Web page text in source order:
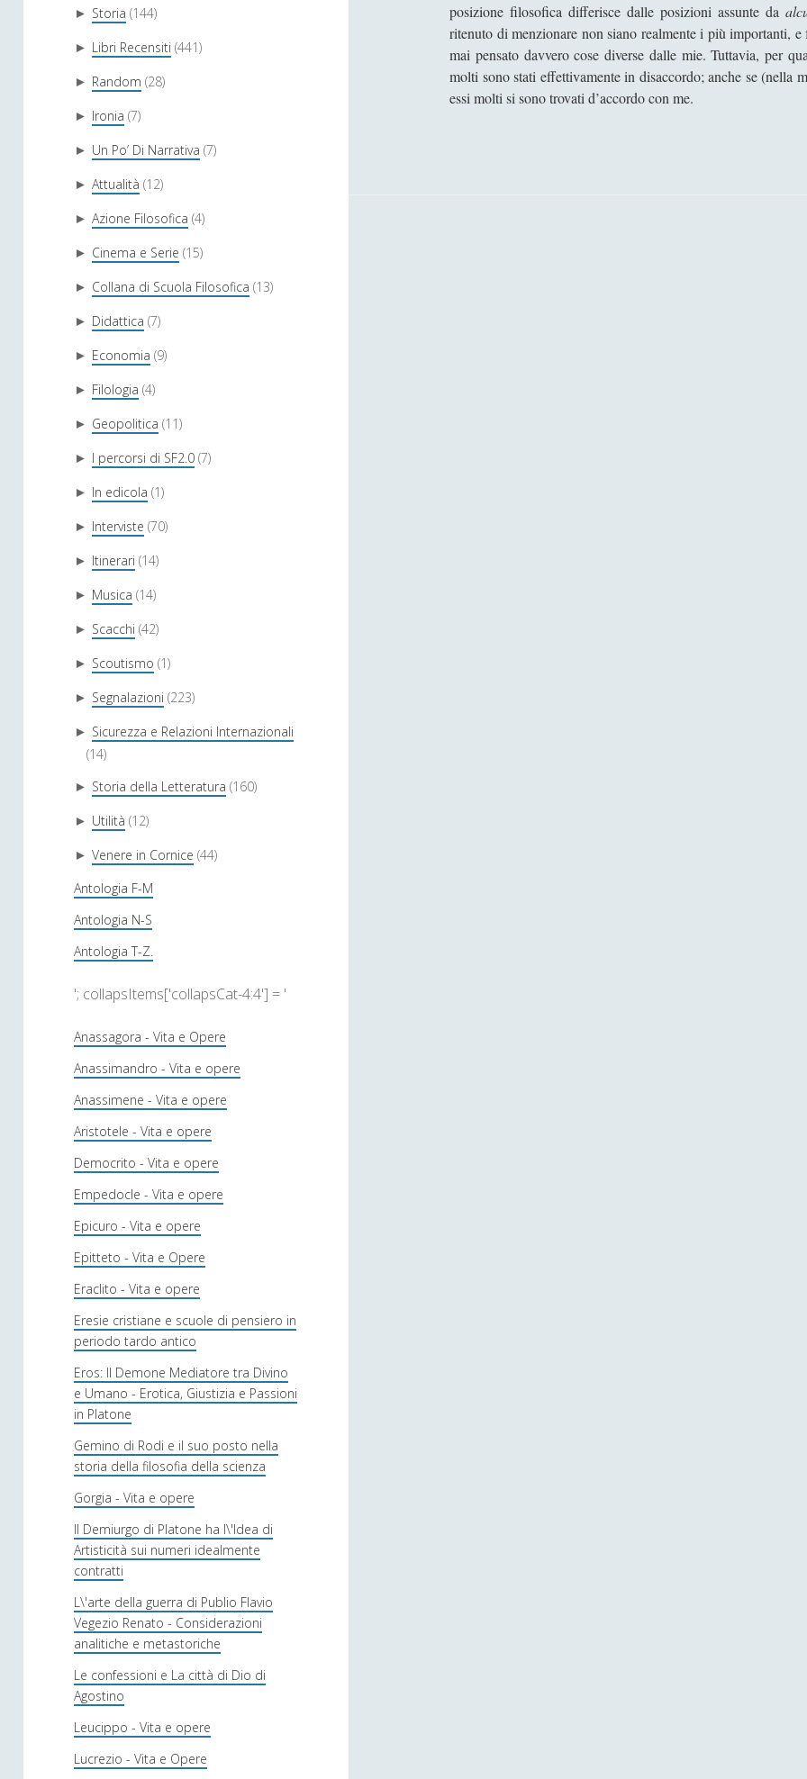
► Storia (144)
► Libri Recensiti (441)
► Random (28)
► Ironia (7)
► Un Po’ Di Narrativa (7)
► Attualità (12)
► Azione Filosofica (4)
► Cinema e Serie (15)
► Collana di Scuola Filosofica (13)
► Didattica (7)
► Economia (9)
► Filologia (4)
► Geopolitica (11)
► I percorsi di SF2.0 (7)
► In edicola (1)
► Interviste (70)
► Itinerari (14)
► Musica (14)
► Scacchi (42)
► Scoutismo (1)
► Segnalazioni (223)
► Sicurezza e Relazioni Internazionali
(14)
► Storia della Letteratura (160)
► Utilità (12)
► Venere in Cornice (44)
Antologia F-M
Antologia N-S
Antologia T-Z.
'; collapsItems['collapsCat-4:4'] = '
Anassagora - Vita e Opere
Anassimandro - Vita e opere
Anassimene - Vita e opere
Aristotele - Vita e opere
Democrito - Vita e opere
Empedocle - Vita e opere
Epicuro - Vita e opere
Epitteto - Vita e Opere
Eraclito - Vita e opere
Eresie cristiane e scuole di pensiero in
periodo tardo antico
Eros: Il Demone Mediatore tra Divino
e Umano - Erotica, Giustizia e Passioni
in Platone
Gemino di Rodi e il suo posto nella
storia della filosofia della scienza
Gorgia - Vita e opere
Il Demiurgo di Platone ha l\'Idea di
Artisticità sui numeri idealmente
contratti
L\'arte della guerra di Publio Flavio
Vegezio Renato - Considerazioni
analitiche e metastoriche
Le confessioni e La città di Dio di
Agostino
Leucippo - Vita e opere
Lucrezio - Vita e Opere
posizione filosofica differisce dalle posizioni assunte da
ritenuto di menzionare non siano realmente i più importanti,
mai pensato davvero cose diverse dalle mie. Tuttavia, per
molti sono stati effettivamente in disaccordo; anche se (nella
essi molti si sono trovati d’accordo con me.